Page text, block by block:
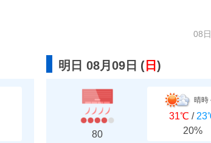
08
明日 08月09日 ( 日 )
80
晴時
31℃ /
20%